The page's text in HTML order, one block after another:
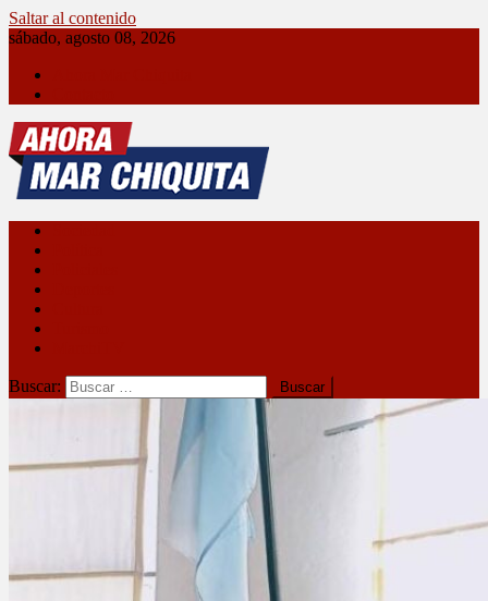
Saltar al contenido
sábado, agosto 08, 2026
Ahora Mar Chiquita
Buscar: